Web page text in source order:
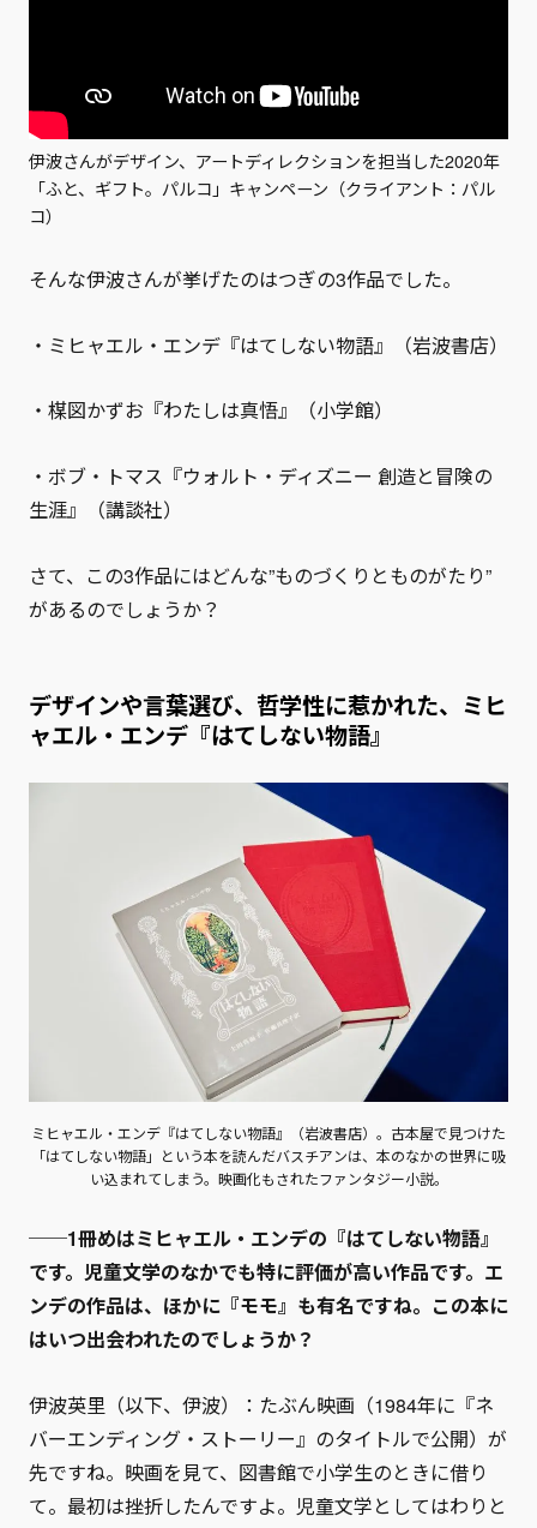
伊波さんがデザイン、アートディレクションを担当した2020年
「ふと、ギフト。パルコ」キャンペーン（クライアント：パル
コ）
そんな伊波さんが挙げたのはつぎの3作品でした。
・ミヒャエル・エンデ『はてしない物語』（岩波書店）
・楳図かずお『わたしは真悟』（小学館）
・ボブ・トマス『ウォルト・ディズニー 創造と冒険の
生涯』（講談社）
さて、この3作品にはどんな”ものづくりとものがたり”
があるのでしょうか？
デザインや言葉選び、哲学性に惹かれた、ミヒ
ャエル・エンデ『はてしない物語』
ミヒャエル・エンデ『はてしない物語』（岩波書店）。古本屋で見つけた
「はてしない物語」という本を読んだバスチアンは、本のなかの世界に吸
い込まれてしまう。映画化もされたファンタジー小説。
──1冊めはミヒャエル・エンデの『はてしない物語』
です。児童文学のなかでも特に評価が高い作品です。エ
ンデの作品は、ほかに『モモ』も有名ですね。この本に
はいつ出会われたのでしょうか？
伊波英里（以下、伊波）：たぶん映画（1984年に『ネ
バーエンディング・ストーリー』のタイトルで公開）が
先ですね。映画を見て、図書館で小学生のときに借り
て。最初は挫折したんですよ。児童文学としてはわりと